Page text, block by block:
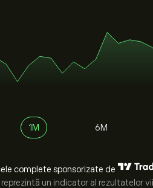
1M 6M
complete sponsorizate de
un indicator al rezultatelor